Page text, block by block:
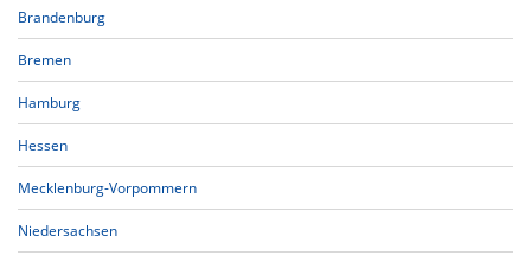
Brandenburg
Bremen
Hamburg
Hessen
Mecklenburg-Vorpommern
Niedersachsen